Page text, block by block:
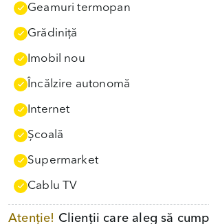
Geamuri termopan
Grădiniţă
Imobil nou
Încălzire autonomă
Internet
Școală
Supermarket
Cablu TV
Atenție! Clienții care aleg să